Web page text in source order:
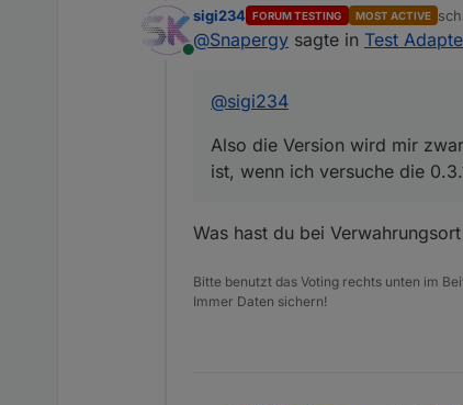
Also die Version wird
ich versuche die
Online
sigi234 FORUM TESTING MOST ACTIVE
@Snapergy sagte in Test
@sigi234
Also die Version wird mir
ist, wenn ich versuche die
Was hast du bei
Bitte benutzt das Voting rechts unten im
Immer Daten sichern!